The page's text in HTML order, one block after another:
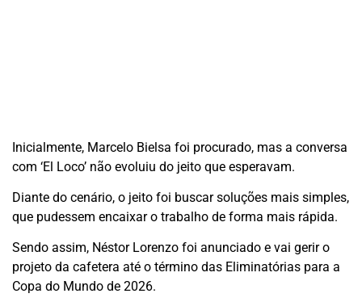
Inicialmente, Marcelo Bielsa foi procurado, mas a conversa
com ‘El Loco’ não evoluiu do jeito que esperavam.
Diante do cenário, o jeito foi buscar soluções mais simples,
que pudessem encaixar o trabalho de forma mais rápida.
Sendo assim, Néstor Lorenzo foi anunciado e vai gerir o
projeto da cafetera até o término das Eliminatórias para a
Copa do Mundo de 2026.